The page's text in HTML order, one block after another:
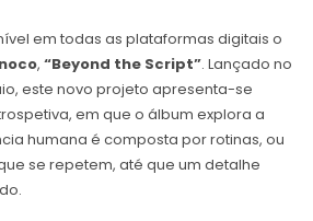
em todas as plataformas digitais o
, “Beyond the Script”. Lançado no
este novo projeto apresenta-se
em que o álbum explora a
humana é composta por rotinas, ou
se repetem, até que um detalhe